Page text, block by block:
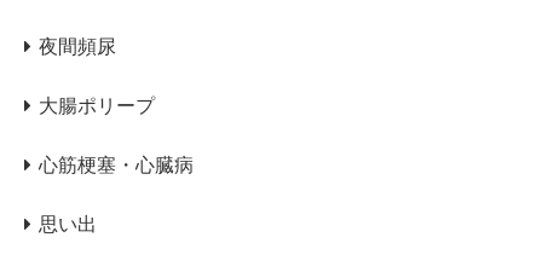
夜間頻尿
大腸ポリープ
心筋梗塞・心臓病
思い出